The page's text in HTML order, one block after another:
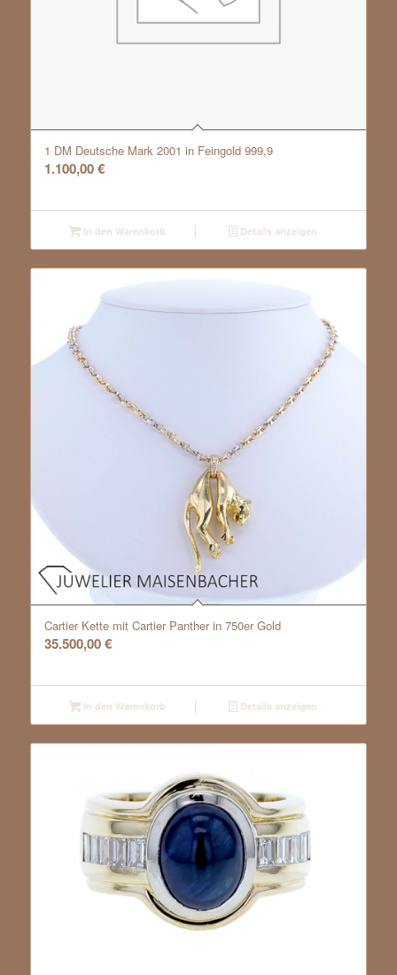
1 DM Deutsche Mark 2001 in Feingold 999,9
1.100,00€
In den Warenkorb Details anzeigen
Cartier Kette mit Cartier Panther in 750er Gold
35.500,00€
In den Warenkorb Details anzeigen